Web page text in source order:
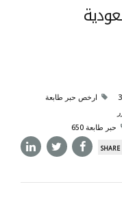
ارخص حبر طابعة
حبر طابعة 650
SHARE